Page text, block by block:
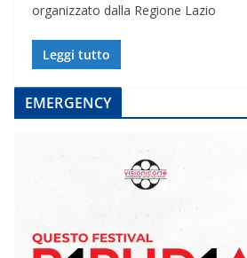
organizzato dalla Regione Lazio
Leggi tutto
EMERGENCY